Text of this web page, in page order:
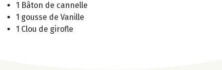
1 Bâton de cannelle
1 gousse de Vanille
1 Clou de girofle